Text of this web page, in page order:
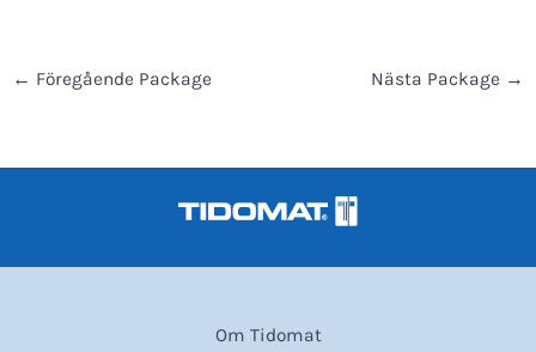
← Föregående Package Nästa Package →
Om Tidomat